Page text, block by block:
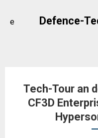
Defence-
Tech-Tour an
CF3D